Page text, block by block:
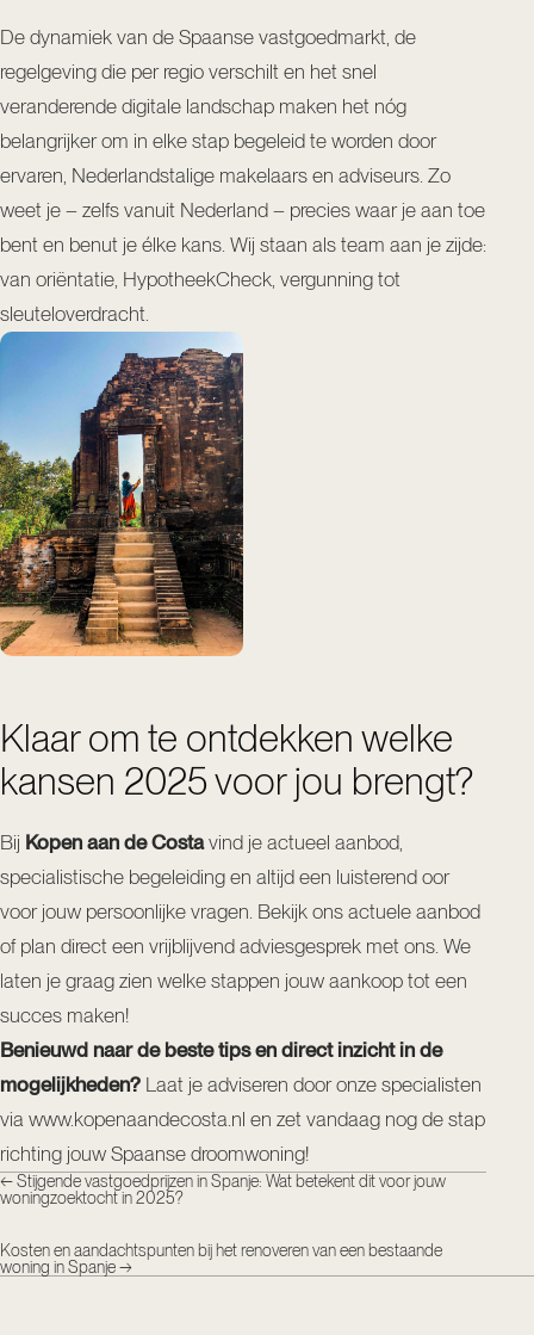
De dynamiek van de Spaanse vastgoedmarkt, de
regelgeving die per regio verschilt en het snel
veranderende digitale landschap maken het nóg
belangrijker om in elke stap begeleid te worden door
ervaren, Nederlandstalige makelaars en adviseurs. Zo
weet je – zelfs vanuit Nederland – precies waar je aan toe
bent en benut je élke kans. Wij staan als team aan je zijde:
van oriëntatie, HypotheekCheck, vergunning tot
sleuteloverdracht.
Klaar om te ontdekken welke
kansen 2025 voor jou brengt?
Bij Kopen aan de Costavind je actueel aanbod,
specialistische begeleiding en altijd een luisterend oor
voor jouw persoonlijke vragen. Bekijk ons actuele aanbod
of plan direct een vrijblijvend adviesgesprek met ons. We
laten je graag zien welke stappen jouw aankoop tot een
succes maken!
Benieuwd naar de beste tips en direct inzicht in de
mogelijkheden? Laat je adviseren door onze specialisten
via www.kopenaandecosta.nl en zet vandaag nog de stap
richting jouw Spaanse droomwoning!
←Stijgende vastgoedprijzen in Spanje: Wat betekent dit voor jouw
woningzoektocht in 2025?
Kosten en aandachtspunten bij het renoveren van een bestaande
woning in Spanje→